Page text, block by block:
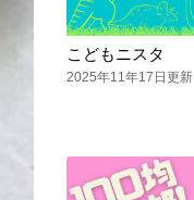
こどもニスタ
2025年11年17日更新